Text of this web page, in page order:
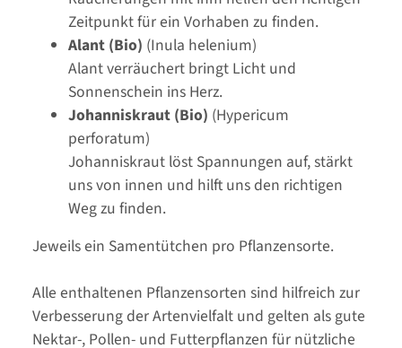
Zeitpunkt für ein Vorhaben zu finden.
Alant (Bio) (Inula helenium)
Alant verräuchert bringt Licht und
Sonnenschein ins Herz.
Johanniskraut (Bio) (Hypericum
perforatum)
Johanniskraut löst Spannungen auf, stärkt
uns von innen und hilft uns den richtigen
Weg zu finden.
Jeweils ein Samentütchen pro Pflanzensorte.
Alle enthaltenen Pflanzensorten sind hilfreich zur
Verbesserung der Artenvielfalt und gelten als gute
Nektar-, Pollen- und Futterpflanzen für nützliche